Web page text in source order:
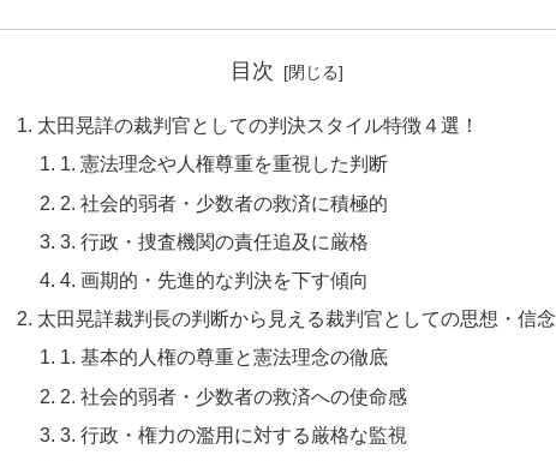
目次
太田晃詳の裁判官としての判決スタイル特徴４選！
1. 憲法理念や人権尊重を重視した判断
2. 社会的弱者・少数者の救済に積極的
3. 行政・捜査機関の責任追及に厳格
4. 画期的・先進的な判決を下す傾向
太田晃詳裁判長の判断から見える裁判官としての思想・信念
1. 基本的人権の尊重と憲法理念の徹底
2. 社会的弱者・少数者の救済への使命感
3. 行政・権力の濫用に対する厳格な監視